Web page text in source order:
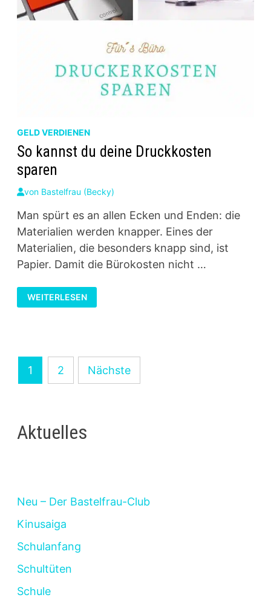
GELD VERDIENEN
So kannst du deine Druckkosten
sparen
von Bastelfrau (Becky)
Man spürt es an allen Ecken und Enden: die
Materialien werden knapper. Eines der
Materialien, die besonders knapp sind, ist
Papier. Damit die Bürokosten nicht …
SO
KANNST
DU
WEITERLESEN
Seitennummerierung
der
1 2 Nächste
Aktuelles
Neu – Der Bastelfrau-Club
Kinusaiga
Schulanfang
Schultüten
Schule